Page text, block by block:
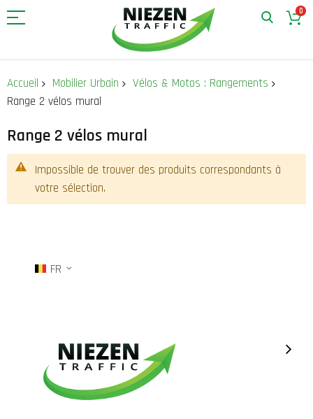
0
contenu
Accueil Mobilier Urbain
Vélos & Motos : Rangements
Range 2 vélos mural
Range 2 vélos mural
Impossible de trouver des produits correspondants à
votre sélection.
FR